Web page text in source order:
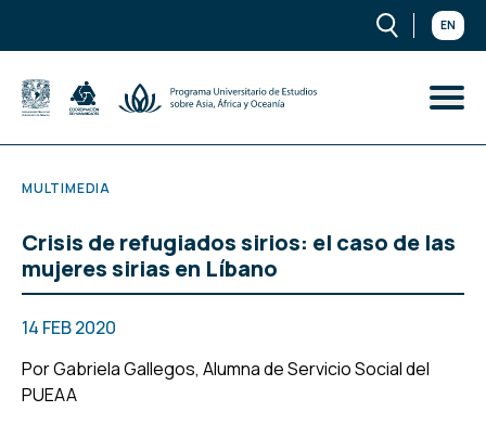
EN
MULTIMEDIA
Crisis de refugiados sirios: el caso de las
mujeres sirias en Líbano
14 FEB 2020
PorGabriela Gallegos, Alumna de Servicio Social del
PUEAA